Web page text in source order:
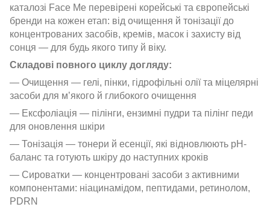
каталозі Face Me перевірені корейські та європейські
бренди на кожен етап: від очищення й тонізації до
концентрованих засобів, кремів, масок і захисту від
сонця — для будь якого типу й віку.
Складові повного циклу догляду:
— Очищення — гелі, пінки, гідрофільні олії та міцелярні
засоби для м’якого й глибокого очищення
— Ексфоліація — пілінги, ензимні пудри та пілінг педи
для оновлення шкіри
— Тонізація — тонери й есенції, які відновлюють pH-
баланс та готують шкіру до наступних кроків
— Сироватки — концентровані засоби з активними
компонентами: ніацинамідом, пептидами, ретинолом,
PDRN